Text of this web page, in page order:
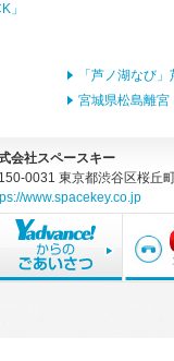
」
「芦ノ湖なび
宮城県松島離宮
会社スペースキー
0031 東京都渋谷区桜丘
www.spacekey.co.jp